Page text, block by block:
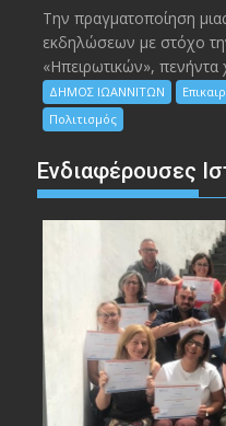
Την πραγματοποίηση
εκδηλώσεων με στόχο
«Ηπειρωτικών», πενήντα
ΔΗΜΟΣ ΙΩΑΝΝΙΤΩΝ
Πολιτισμός
Ενδιαφέρουσες